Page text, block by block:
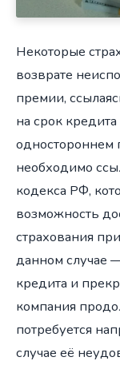
Некоторые
возврате
премии,
на срок
одностороннем
необходимо
кодекса РФ,
возможность
страхования
данном случае
кредита и
компания
потребуется
случае её